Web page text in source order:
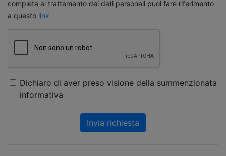
completa al trattamento dei dati personali puoi fare riferimento
a questo link
Dichiaro di aver preso visione della summenzionata
informativa
Invia richiesta